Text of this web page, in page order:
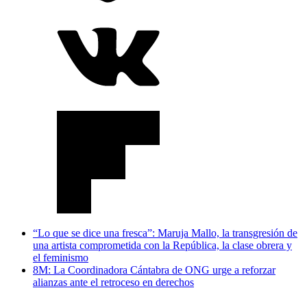
“Lo que se dice una fresca”: Maruja Mallo, la transgresión de
una artista comprometida con la República, la clase obrera y
el feminismo
8M: La Coordinadora Cántabra de ONG urge a reforzar
alianzas ante el retroceso en derechos